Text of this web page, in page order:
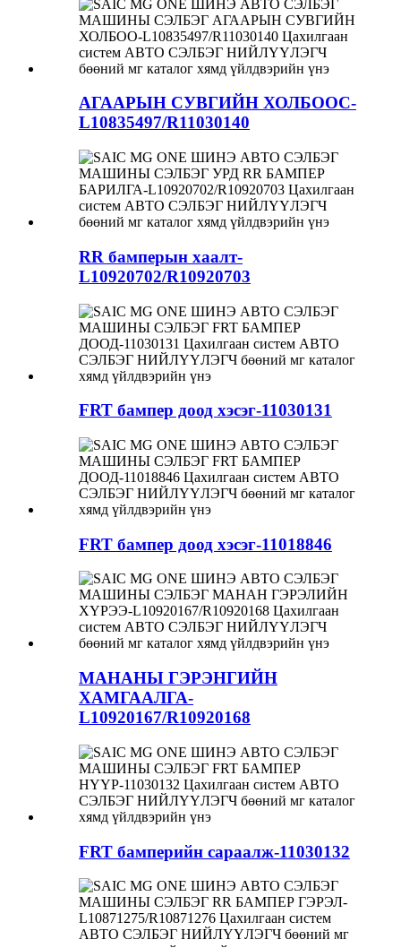
АГААРЫН СУВГИЙН ХОЛБООС-
L10835497/R11030140
RR бамперын хаалт-
L10920702/R10920703
FRT бампер доод хэсэг-11030131
FRT бампер доод хэсэг-11018846
МАНАНЫ ГЭРЭНГИЙН
ХАМГААЛГА-
L10920167/R10920168
FRT бамперийн сараалж-11030132